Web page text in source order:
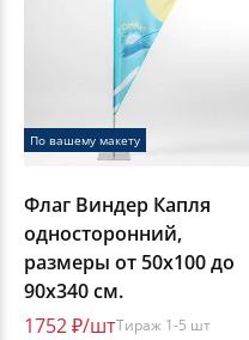
По вашему макету
Флаг Виндер Капля
односторонний,
размеры от 50х100 до
90х340 см.
1752 ₽/штТираж 1-5 шт